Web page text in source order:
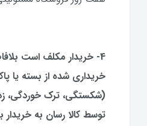
4- خریدار مکلف است
خریداری شده از بسته یا
(شکستگی، ترک خوردگی،
توسط کالا رسان به